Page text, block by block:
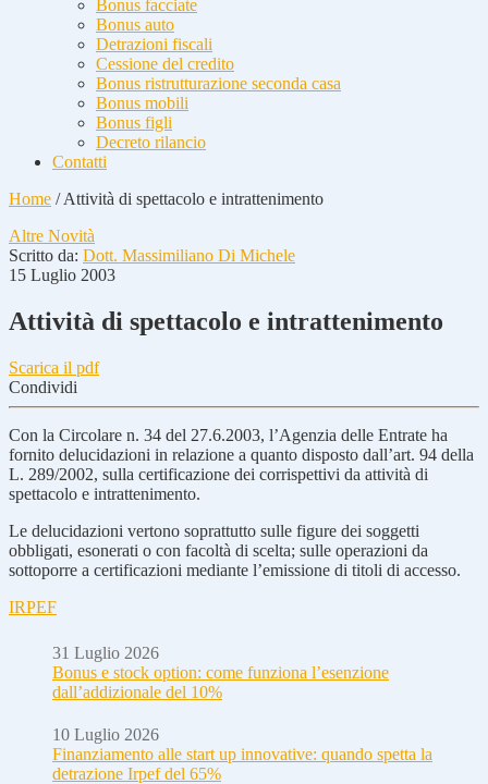
Bonus facciate
Bonus auto
Detrazioni fiscali
Cessione del credito
Bonus ristrutturazione seconda casa
Bonus mobili
Bonus figli
Decreto rilancio
Contatti
Home /Attività di spettacolo e intrattenimento
Altre Novità
Scritto da: Dott. Massimiliano Di Michele
15 Luglio 2003
Attività di spettacolo e intrattenimento
Scarica il pdf
Condividi
Con la Circolare n. 34 del 27.6.2003, l’Agenzia delle Entrate ha
fornito delucidazioni in relazione a quanto disposto dall’art. 94 della
L. 289/2002, sulla certificazione dei corrispettivi da attività di
spettacolo e intrattenimento.
Le delucidazioni vertono soprattutto sulle figure dei soggetti
obbligati, esonerati o con facoltà di scelta; sulle operazioni da
sottoporre a certificazioni mediante l’emissione di titoli di accesso.
IRPEF
31 Luglio 2026
Bonus e stock option: come funziona l’esenzione
dall’addizionale del 10%
10 Luglio 2026
Finanziamento alle start up innovative: quando spetta la
detrazione Irpef del 65%